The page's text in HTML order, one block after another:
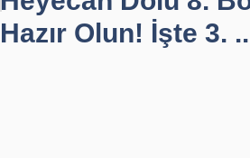
Hazır Olun! İşte 3.